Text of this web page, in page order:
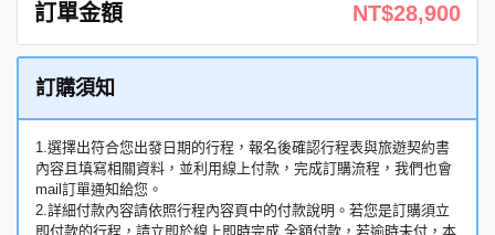
訂單金額 NT$28,900
訂購須知
1.選擇出符合您出發日期的行程，報名後確認行程表與旅遊契約書
內容且填寫相關資料，並利用線上付款，完成訂購流程，我們也會
mail訂單通知給您。
2.詳細付款內容請依照行程內容頁中的付款說明。若您是訂購須立
即付款的行程，請立即於線上即時完成 全額付款，若逾時未付，本